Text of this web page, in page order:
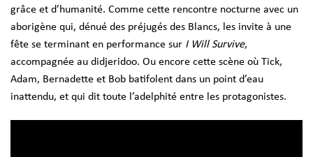
grâce et d’humanité. Comme cette rencontre nocturne avec un
aborigène qui, dénué des préjugés des Blancs, les invite à une
fête se terminant en performance sur I Will Survive,
accompagnée au didjeridoo. Ou encore cette scène où Tick,
Adam, Bernadette et Bob batifolent dans un point d’eau
inattendu, et qui dit toute l’adelphité entre les protagonistes.